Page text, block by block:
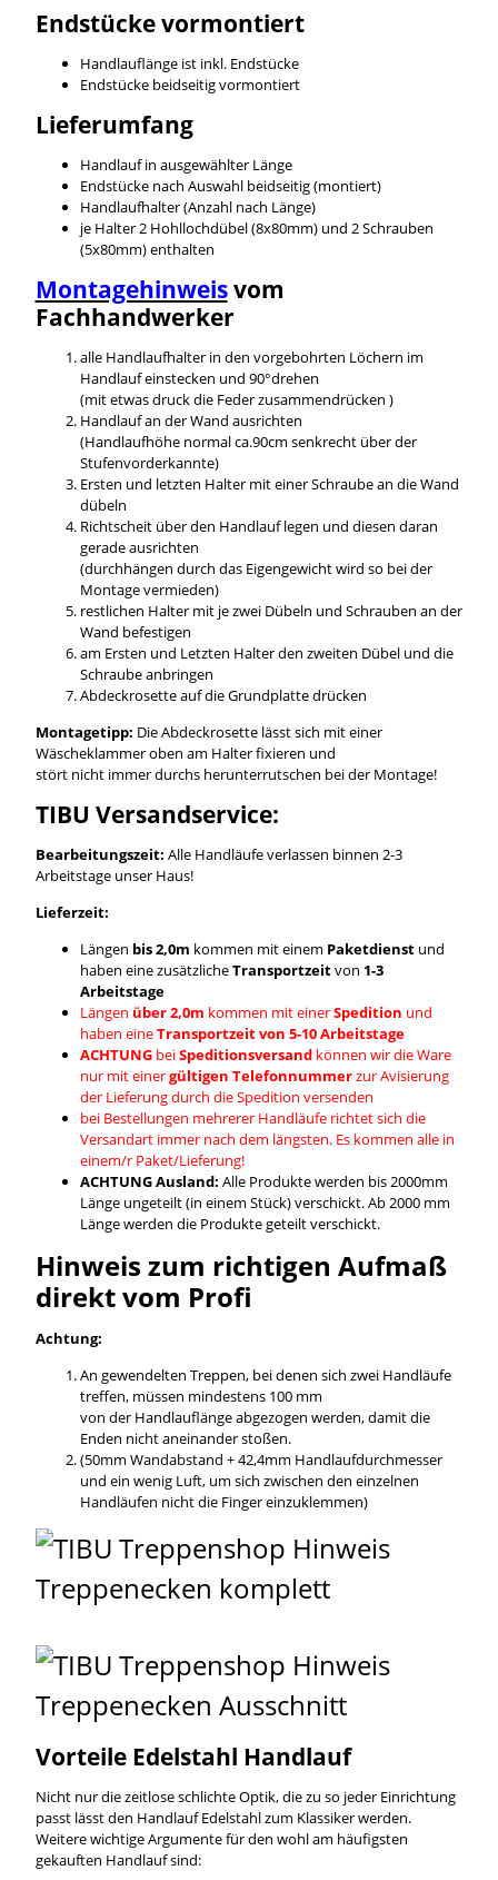
Endstücke vormontiert
Handlauflänge ist inkl. Endstücke
Endstücke beidseitig vormontiert
Lieferumfang
Handlauf in ausgewählter Länge
Endstücke nach Auswahl beidseitig (montiert)
Handlaufhalter (Anzahl nach Länge)
je Halter 2 Hohllochdübel (8x80mm) und 2 Schrauben
(5x80mm) enthalten
Montagehinweisvom
Fachhandwerker
alle Handlaufhalter in den vorgebohrten Löchern im
Handlauf einstecken und 90°drehen
(mit etwas druck die Feder zusammendrücken )
Handlauf an der Wand ausrichten
(Handlaufhöhe normal ca.90cm senkrecht über der
Stufenvorderkannte)
Ersten und letzten Halter mit einer Schraube an die Wand
dübeln
Richtscheit über den Handlauf legen und diesen daran
gerade ausrichten
(durchhängen durch das Eigengewicht wird so bei der
Montage vermieden)
restlichen Halter mit je zwei Dübeln und Schrauben an der
Wand befestigen
am Ersten und Letzten Halter den zweiten Dübel und die
Schraube anbringen
Abdeckrosette auf die Grundplatte drücken
Montagetipp: Die Abdeckrosette lässt sich mit einer
Wäscheklammer oben am Halter fixieren und
stört nicht immer durchs herunterrutschen bei der Montage!
TIBU Versandservice:
Bearbeitungszeit: Alle Handläufe verlassen binnen 2-3
Arbeitstage unser Haus!
Lieferzeit:
Längen bis 2,0m kommen mit einem Paketdienstund
haben eine zusätzlicheTransportzeitvon 1-3
Arbeitstage
Längen über 2,0m kommen mit einerSpedition und
haben eineTransportzeit von 5-10 Arbeitstage
ACHTUNGbeiSpeditionsversandkönnen wir die Ware
nur mit einergültigen Telefonnummerzur Avisierung
der Lieferung durch die Spedition versenden
bei Bestellungen mehrerer Handläufe richtet sich die
Versandart immer nach dem längsten. Es kommen alle in
einem/r Paket/Lieferung!
ACHTUNG Ausland: Alle Produkte werden bis 2000mm
Länge ungeteilt (in einem Stück) verschickt. Ab 2000 mm
Länge werden die Produkte geteilt verschickt.
Hinweis zum richtigen Aufmaß
direkt vom Profi
Achtung:
An gewendelten Treppen, bei denen sich zwei Handläufe
treffen, müssen mindestens 100 mm
von der Handlauflänge abgezogen werden, damit die
Enden nicht aneinander stoßen.
(50mm Wandabstand + 42,4mm Handlaufdurchmesser
und ein wenig Luft, um sich zwischen den einzelnen
Handläufen nicht die Finger einzuklemmen)
Vorteile Edelstahl Handlauf
Nicht nur die zeitlose schlichte Optik, die zu so jeder Einrichtung
passt lässt den Handlauf Edelstahl zum Klassiker werden.
Weitere wichtige Argumente für den wohl am häufigsten
gekauften Handlauf sind: